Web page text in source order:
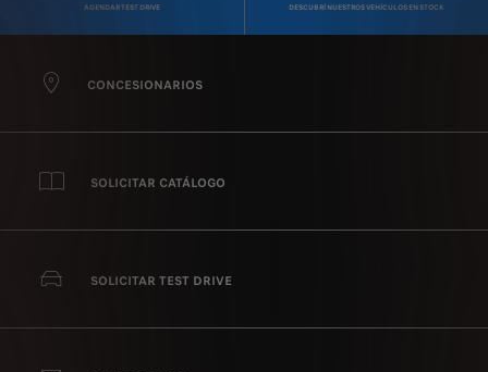
AGENDAR TEST DRIVE DESCUBRÍ NUESTROS VEHÍCULOS EN STOCK
CONCESIONARIOS
SOLICITAR CATÁLOGO
SOLICITAR TEST DRIVE